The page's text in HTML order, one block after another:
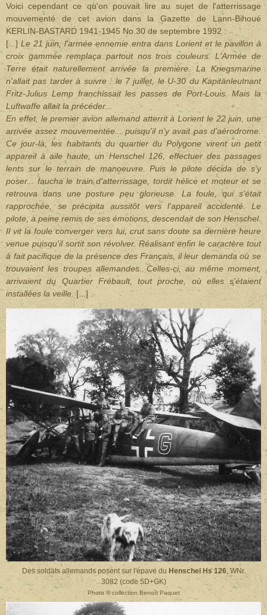
Voici cependant ce qu'on pouvait lire au sujet de l'atterrissage
mouvementé de cet avion dans la Gazette de Lann-Bihoué
KERLIN-BASTARD 1941-1945 No.30 de septembre 1992 :
[...]Le 21 juin, l'armée ennemie entra dans Lorient et le pavillon à
croix gammée remplaça partout nos trois couleurs. L'Armée de
Terre était naturellement arrivée la première. La Kriegsmarine
n'allait pas tarder à suivre : le 7 juillet, le U-30 du Kapitänleutnant
Fritz-Julius Lemp franchissait les passes de Port-Louis. Mais la
Luftwaffe allait la précéder...
En effet, le premier avion allemand atterrit à Lorient le 22 juin, une
arrivée assez mouvementée... puisqu'il n'y avait pas d'aérodrome.
Ce jour-là, les habitants du quartier du Polygone virent un petit
appareil à aile haute, un Henschel 126, effectuer des passages
lents sur le terrain de manoeuvre. Puis le pilote décida de s'y
poser... faucha le train d'atterrissage, tordit hélice et moteur et se
retrouva dans une posture peu glorieuse. La foule, qui s'était
rapprochée, se précipita aussitôt vers l'appareil accidenté. Le
pilote, à peine remis de ses émotions, descendait de son Henschel.
Il vit la foule converger vers lui, crut sans doute sa dernière heure
venue puisqu'il sortit son révolver. Réalisant enfin le caractère tout
à fait pacifique de la présence des Français, il leur demanda où se
trouvaient les troupes allemandes. Celles-ci, au même moment,
arrivaient du Quartier Frébault, tout proche, où elles s'étaient
installées la veille.[...] .
Des soldats allemands posent sur l'épave du Henschel Hs 126, WNr.
3082 (code 5D+GK)
Photo © collection Benoît Paquet